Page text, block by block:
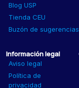
Blog USP
Tienda CEU
Buzón de sugerencias
Información legal
Aviso legal
Política de
privacidad